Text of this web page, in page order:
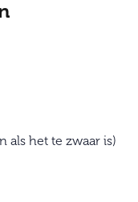
als het te zwaar is)